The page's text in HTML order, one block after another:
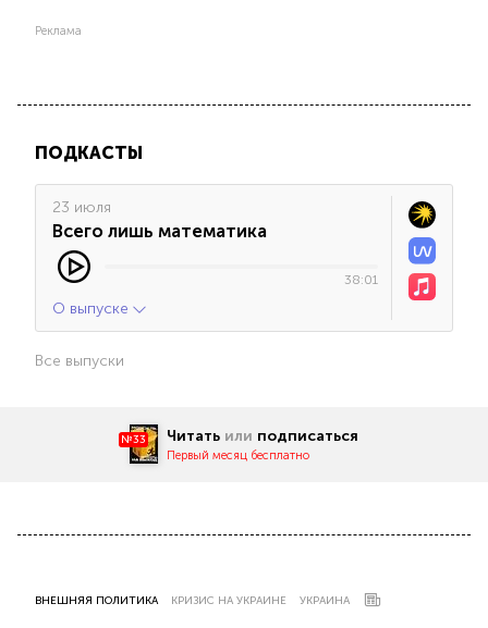
Реклама
ПОДКАСТЫ
23 июля
Всего лишь математика
38:01
О выпуске
Все выпуски
№33 Читать или подписаться
Первый месяц бесплатно
ВНЕШНЯЯ ПОЛИТИКА КРИЗИС НА УКРАИНЕ УКРАИНА